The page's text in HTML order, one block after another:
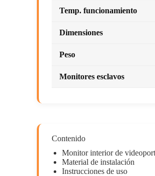
Temp. funcionamiento
Dimensiones
Peso
Monitores esclavos
Contenido
Monitor interior de
Material de instalación
Instrucciones de uso